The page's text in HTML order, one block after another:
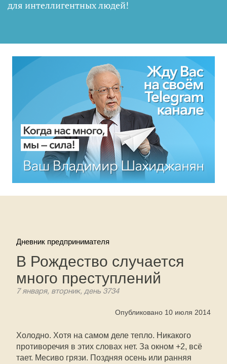
для интеллигентных людей!
Дневник предпринимателя
В Рождество случается
много преступлений
7 января, вторник, день 3734
Опубликовано 10 июля 2014
Холодно. Хотя на самом деле тепло. Никакого
противоречия в этих словах нет. За окном +2, всё
тает. Месиво грязи. Поздняя осень или ранняя